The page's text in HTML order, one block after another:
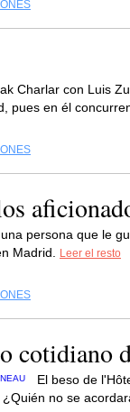
Charlar con Luis
pues en él
persona que le
Madrid.
Leer el resto
cotidiano
El beso de
no se